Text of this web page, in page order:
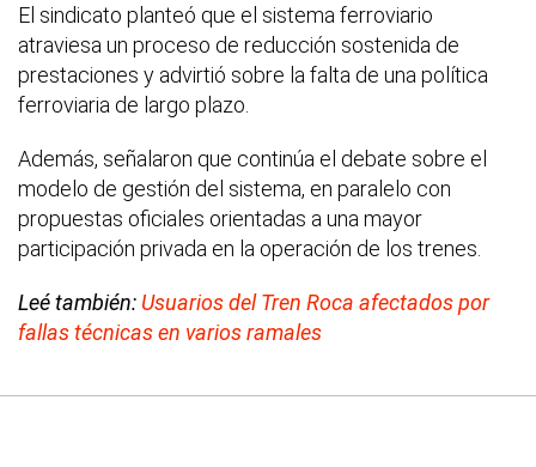
El sindicato planteó que el sistema ferroviario
atraviesa un proceso de reducción sostenida de
prestaciones y advirtió sobre la falta de una política
ferroviaria de largo plazo.
Además, señalaron que continúa el debate sobre el
modelo de gestión del sistema, en paralelo con
propuestas oficiales orientadas a una mayor
participación privada en la operación de los trenes.
Leé también: Usuarios del Tren Roca afectados por
fallas técnicas en varios ramales